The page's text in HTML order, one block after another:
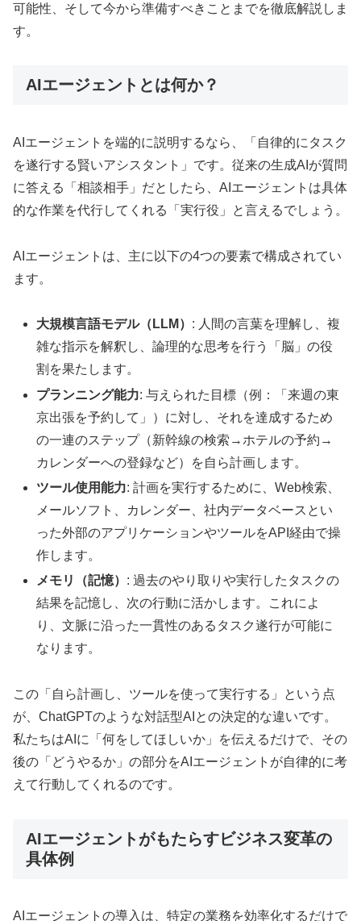
可能性、そして今から準備すべきことまでを徹底解説しま
す。
AIエージェントとは何か？
AIエージェントを端的に説明するなら、「自律的にタスク
を遂行する賢いアシスタント」です。従来の生成AIが質問
に答える「相談相手」だとしたら、AIエージェントは具体
的な作業を代行してくれる「実行役」と言えるでしょう。
AIエージェントは、主に以下の4つの要素で構成されてい
ます。
大規模言語モデル（LLM） : 人間の言葉を理解し、複
雑な指示を解釈し、論理的な思考を行う「脳」の役
割を果たします。
プランニング能力: 与えられた目標（例：「来週の東
京出張を予約して」）に対し、それを達成するため
の一連のステップ（新幹線の検索→ホテルの予約→
カレンダーへの登録など）を自ら計画します。
ツール使用能力: 計画を実行するために、Web検索、
メールソフト、カレンダー、社内データベースとい
った外部のアプリケーションやツールをAPI経由で操
作します。
メモリ（記憶） : 過去のやり取りや実行したタスクの
結果を記憶し、次の行動に活かします。これによ
り、文脈に沿った一貫性のあるタスク遂行が可能に
なります。
この「自ら計画し、ツールを使って実行する」という点
が、ChatGPTのような対話型AIとの決定的な違いです。
私たちはAIに「何をしてほしいか」を伝えるだけで、その
後の「どうやるか」の部分をAIエージェントが自律的に考
えて行動してくれるのです。
AIエージェントがもたらすビジネス変革の
具体例
AIエージェントの導入は、特定の業務を効率化するだけで